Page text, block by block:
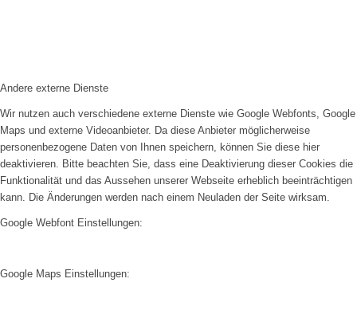
Andere externe Dienste
Wir nutzen auch verschiedene externe Dienste wie Google Webfonts, Google
Maps und externe Videoanbieter. Da diese Anbieter möglicherweise
personenbezogene Daten von Ihnen speichern, können Sie diese hier
deaktivieren. Bitte beachten Sie, dass eine Deaktivierung dieser Cookies die
Funktionalität und das Aussehen unserer Webseite erheblich beeinträchtigen
kann. Die Änderungen werden nach einem Neuladen der Seite wirksam.
Google Webfont Einstellungen:
Google Maps Einstellungen: